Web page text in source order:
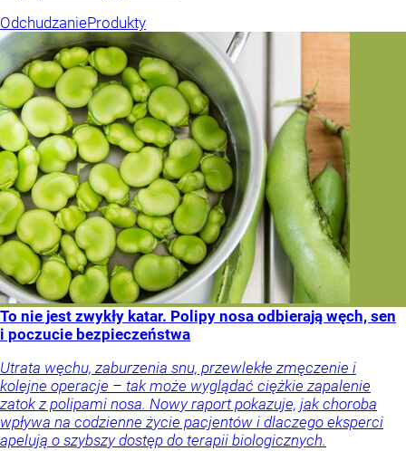
OdchudzanieProdukty
To nie jest zwykły katar. Polipy nosa odbierają węch, sen
i poczucie bezpieczeństwa
Utrata węchu, zaburzenia snu, przewlekłe zmęczenie i
kolejne operacje – tak może wyglądać ciężkie zapalenie
zatok z polipami nosa. Nowy raport pokazuje, jak choroba
wpływa na codzienne życie pacjentów i dlaczego eksperci
apelują o szybszy dostęp do terapii biologicznych.